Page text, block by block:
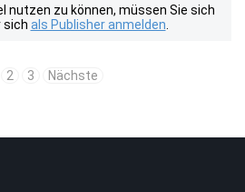
nutzen zu können, müssen Sie sich
sich als Publisher anmelden
2 3 Nächste